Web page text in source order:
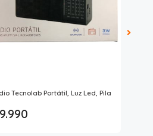
Tecnolab Portátil, Luz Led, Pila